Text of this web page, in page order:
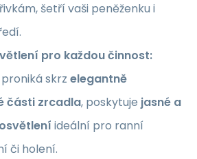
šetří vaši peněženku i
pro každou činnost:
skrz elegantně
části zrcadla, poskytuje jasné a
ideální pro ranní
či holení.